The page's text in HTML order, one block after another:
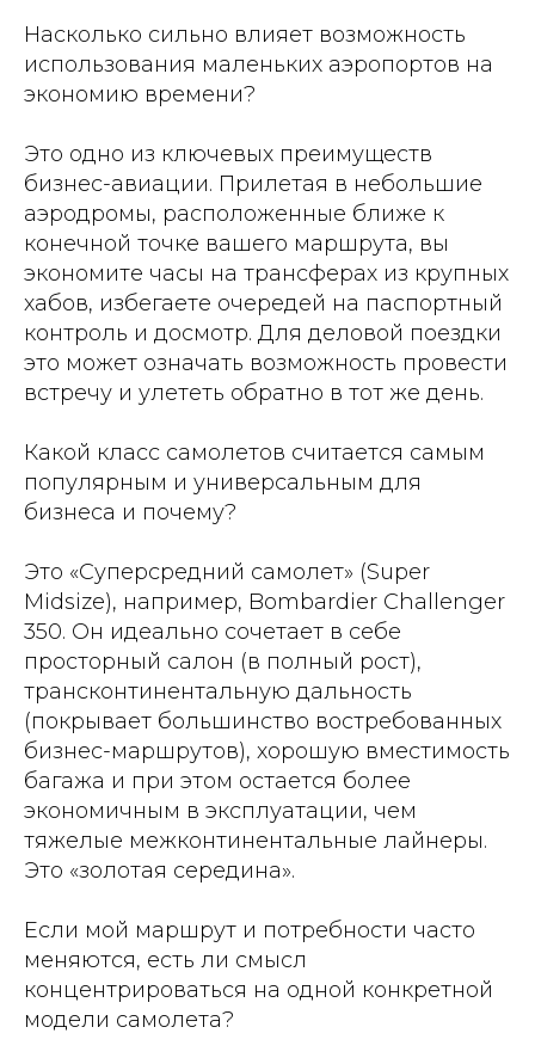
Насколько сильно влияет возможность
использования маленьких аэропортов на
экономию времени?
Это одно из ключевых преимуществ
бизнес-авиации. Прилетая в небольшие
аэродромы, расположенные ближе к
конечной точке вашего маршрута, вы
экономите часы на трансферах из крупных
хабов, избегаете очередей на паспортный
контроль и досмотр. Для деловой поездки
это может означать возможность провести
встречу и улететь обратно в тот же день.
Какой класс самолетов считается самым
популярным и универсальным для
бизнеса и почему?
Это «Суперсредний самолет» (Super
Midsize), например, Bombardier Challenger
350. Он идеально сочетает в себе
просторный салон (в полный рост),
трансконтинентальную дальность
(покрывает большинство востребованных
бизнес-маршрутов), хорошую вместимость
багажа и при этом остается более
экономичным в эксплуатации, чем
тяжелые межконтинентальные лайнеры.
Это «золотая середина».
Если мой маршрут и потребности часто
меняются, есть ли смысл
концентрироваться на одной конкретной
модели самолета?